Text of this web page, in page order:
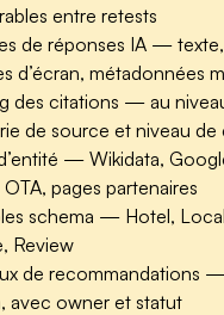
entre retests
de réponses IA — texte,
d’écran, métadonnées
des citations — au
de source et niveau
— Wikidata,
pages partenaires
schema — Hotel,
Review
de recommandations —
avec owner et statut